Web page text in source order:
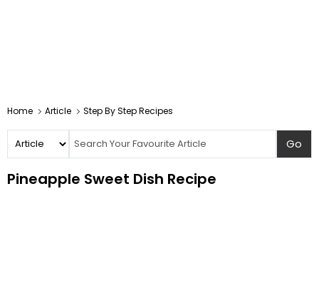
Home Article Step By Step Recipes
Pineapple Sweet Dish Recipe